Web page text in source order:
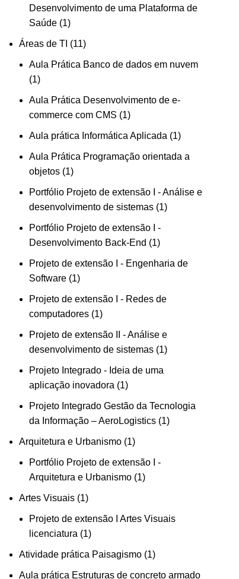
Desenvolvimento de uma Plataforma de
Saúde 1
Áreas de TI 11
Aula Prática Banco de dados em nuvem
1
Aula Prática Desenvolvimento de e-
commerce com CMS
1
Aula prática Informática Aplicada 1
Aula Prática Programação orientada a
objetos 1
Portfólio Projeto de extensão I - Análise e
desenvolvimento de sistemas 1
Portfólio Projeto de extensão I -
Desenvolvimento Back-End
1
Projeto de extensão I - Engenharia de
Software 1
Projeto de extensão I - Redes de
computadores 1
Projeto de extensão II - Análise e
desenvolvimento de sistemas 1
Projeto Integrado - Ideia de uma
aplicação inovadora
1
Projeto Integrado Gestão da Tecnologia
da Informação – AeroLogistics 1
Arquitetura e Urbanismo 1
Portfólio Projeto de extensão I -
Arquitetura e Urbanismo 1
Artes Visuais 1
Projeto de extensão I Artes Visuais
licenciatura
1
Atividade prática Paisagismo 1
Aula prática Estruturas de concreto armado